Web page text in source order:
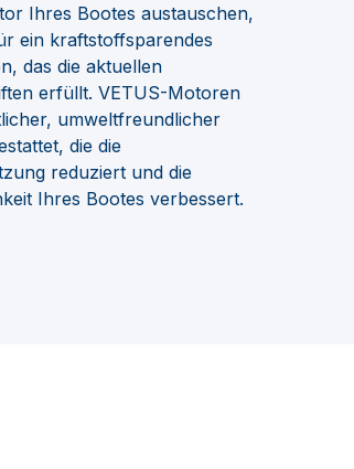
Ihres Bootes austauschen,
ein kraftstoffsparendes
das die aktuellen
erfüllt. VETUS-Motoren
umweltfreundlicher
die die
reduziert und die
Ihres Bootes verbessert.